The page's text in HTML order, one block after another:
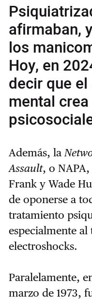
afirmaban,
los
Hoy, en
decir que
mental
Además, la
Assault, o
Frank y Wade
de oponerse a
tratamiento
especialmente
electroshocks.
Paralelamente,
marzo de 1973,